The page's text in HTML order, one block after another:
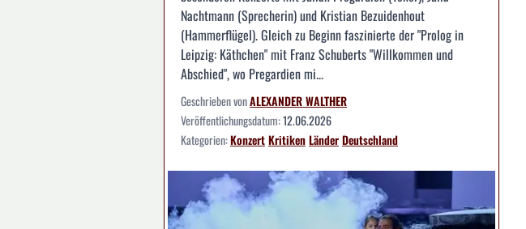
Nachtmann (Sprecherin) und Kristian Bezuidenhout
(Hammerflügel). Gleich zu Beginn faszinierte der "Prolog in
Leipzig: Käthchen" mit Franz Schuberts "Willkommen und
Abschied", wo Pregardien mi...
Geschrieben vonALEXANDER WALTHER
Veröffentlichungsdatum:12.06.2026
Kategorien:KonzertKritikenLänderDeutschland